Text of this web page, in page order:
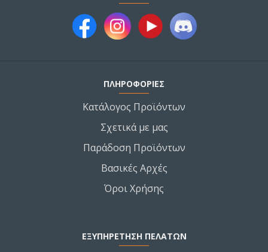
ΠΛΗΡΟΦΟΡΙΕΣ
Κατάλογος Προϊόντων
Σχετικά με μας
Παράδοση Προϊόντων
Βασικές Αρχές
Όροι Χρήσης
ΕΞΥΠΗΡΕΤΗΣΗ ΠΕΛΑΤΩΝ